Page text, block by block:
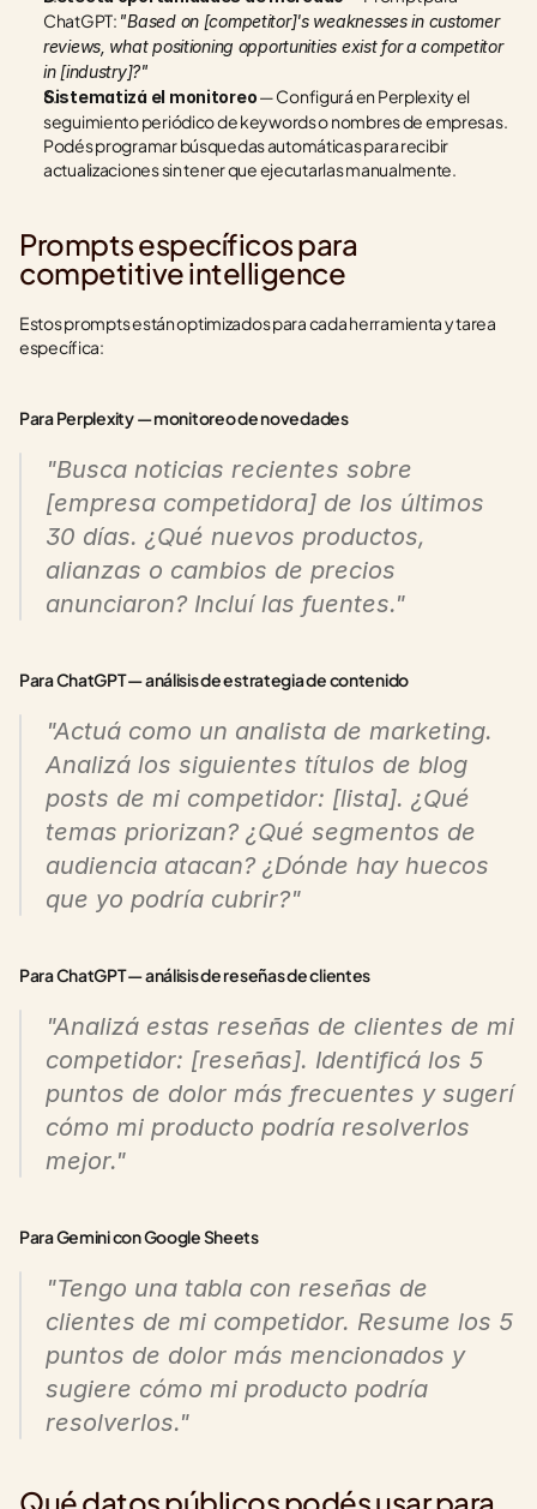
ChatGPT: "Based on [competitor]'s weaknesses in customer
reviews, what positioning opportunities exist for a competitor
in [industry]?"
Sistematizá el monitoreo — Configurá en Perplexity el
seguimiento periódico de keywords o nombres de empresas.
Podés programar búsquedas automáticas para recibir
actualizaciones sin tener que ejecutarlas manualmente.
Prompts específicos para
competitive intelligence
Estos prompts están optimizados para cada herramienta y tarea
específica:
Para Perplexity — monitoreo de novedades
"Busca noticias recientes sobre
[empresa competidora] de los últimos
30 días. ¿Qué nuevos productos,
alianzas o cambios de precios
anunciaron? Incluí las fuentes."
Para ChatGPT — análisis de estrategia de contenido
"Actuá como un analista de marketing.
Analizá los siguientes títulos de blog
posts de mi competidor: [lista]. ¿Qué
temas priorizan? ¿Qué segmentos de
audiencia atacan? ¿Dónde hay huecos
que yo podría cubrir?"
Para ChatGPT — análisis de reseñas de clientes
"Analizá estas reseñas de clientes de mi
competidor: [reseñas]. Identificá los 5
puntos de dolor más frecuentes y sugerí
cómo mi producto podría resolverlos
mejor."
Para Gemini con Google Sheets
"Tengo una tabla con reseñas de
clientes de mi competidor. Resume los 5
puntos de dolor más mencionados y
sugiere cómo mi producto podría
resolverlos."
Qué datos públicos podés usar para